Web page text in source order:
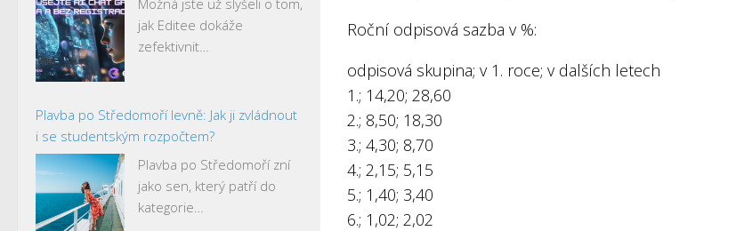
Roční odpisová sazba v %:
odpisová skupina; v 1. roce; v dalších letech
1.; 14,20; 28,60
2.; 8,50; 18,30
3.; 4,30; 8,70
4.; 2,15; 5,15
5.; 1,40; 3,40
6.; 1,02; 2,02
Možná jste už slyšeli o tom,
jak Editee dokáže
zefektivnit…
Plavba po Středomoří levně: Jak ji zvládnout
i se studentským rozpočtem?
Plavba po Středomoří zní
jako sen, který patří do
kategorie…